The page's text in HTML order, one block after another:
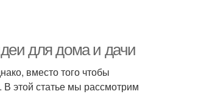
для дома и дачи
вместо того чтобы
этой статье мы рассмотрим